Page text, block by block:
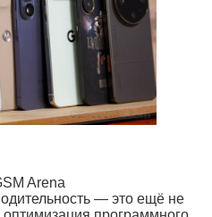
Arena
— это ещё не